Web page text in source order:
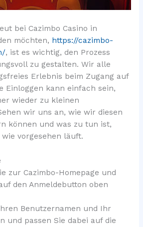
bei Cazimbo Casino in
möchten, https://cazimbo-
, ist es wichtig, den Prozess
zu gestalten. Wir alle
Erlebnis beim Zugang auf
Einloggen kann einfach sein,
wieder zu kleinen
wir uns an, wie wir diesen
können und was zu tun ist,
vorgesehen läuft.
zur Cazimbo-Homepage und
den Anmeldebutton oben
Benutzernamen und Ihr
und passen Sie dabei auf die